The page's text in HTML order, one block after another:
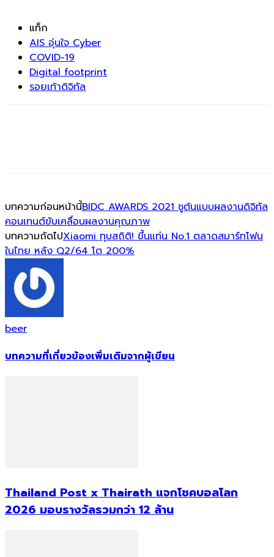
แท็ก
AIS อุ่นใจ Cyber
COVID-19
Digital footprint
รอยเท้าดิจิทัล
บทความก่อนหน้านี้BIDC AWARDS 2021 ชูต้นแบบผลงานดิจิทัล
คอนเทนต์ขับเคลื่อนผลงานคุณภาพ
บทความถัดไปXiaomi ทุบสถิติ! ขึ้นแท่น No.1 ตลาดสมาร์ทโฟน
ในไทย หลัง Q2/64 โต 200%
beer
บทความที่เกี่ยวข้องเพิ่มเติมจากผู้เขียน
Thailand Post x Thairath แจกโชคบอลโลก
2026 มอบรางวัลรวมกว่า 12 ล้าน